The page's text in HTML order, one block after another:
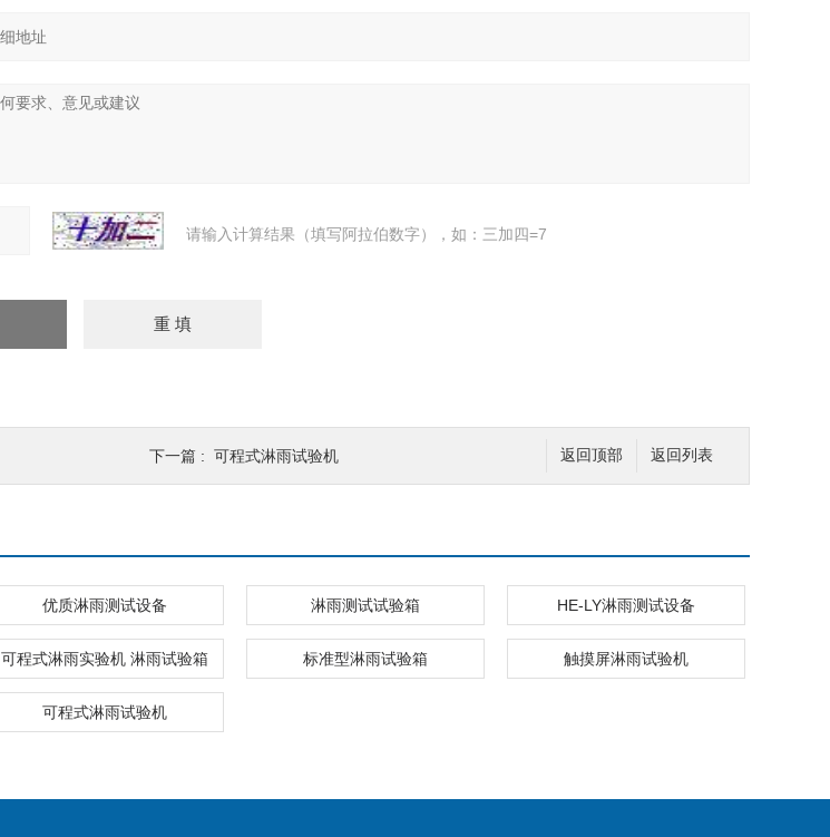
请输入计算结果（填写阿拉伯数字），如：三加四=7
返回列表
返回顶部
下一篇 : 可程式淋雨试验机
优质淋雨测试设备 淋雨测试试验箱 HE-LY淋雨测试设备
可程式淋雨实验机 淋雨试验箱 标准型淋雨试验箱 触摸屏淋雨试验机
可程式淋雨试验机